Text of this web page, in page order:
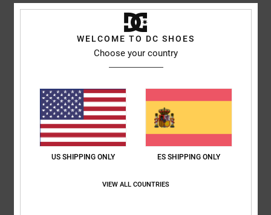
Mostrar original - Français
Relación calidad-precio
Recomiendo este producto
2. julio 2026
Compra verificada
El plástico de la parte exterior del zapato se hunde y provoca molestias
al caminar.
Relación calidad-precio: 2/5 Talla
WELCOME TO DC SHOES
Choose your country
US SHIPPING ONLY ES SHIPPING ONLY
VIEW ALL COUNTRIES